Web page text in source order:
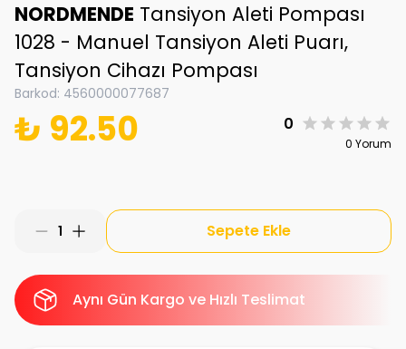
NORDMENDE Tansiyon Aleti Pompası
1028 - Manuel Tansiyon Aleti Puarı,
Tansiyon Cihazı Pompası
Barkod: 4560000077687
₺ 92.50 0
0 Yorum
1 Sepete Ekle
Aynı Gün Kargo ve Hızlı Teslimat